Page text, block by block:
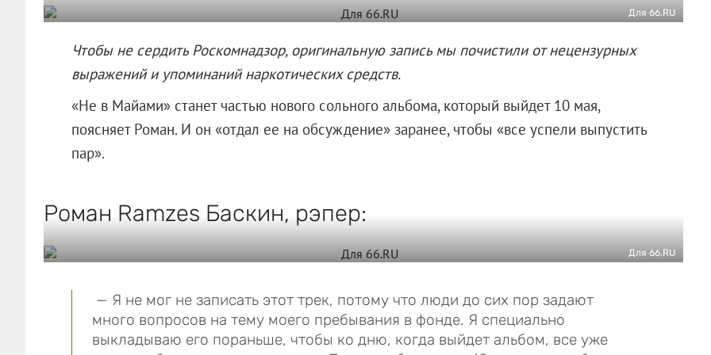
Для 66.RU
Чтобы не сердить Роскомнадзор, оригинальную запись мы почистили от нецензурных
выражений и упоминаний наркотических средств.
«Не в Майами» станет частью нового сольного альбома, который выйдет 10 мая,
поясняет Роман. И он «отдал ее на обсуждение» заранее, чтобы «все успели выпустить
пар».
Роман Ramzes Баскин, рэпер:
Для 66.RU
— Я не мог не записать этот трек, потому что люди до сих пор задают
много вопросов на тему моего пребывания в фонде. Я специально
выкладываю его пораньше, чтобы ко дню, когда выйдет альбом, все уже